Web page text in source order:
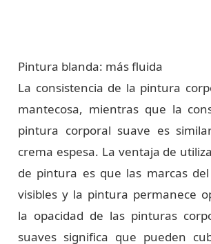
Pintura blanda: más fluida
La consistencia de la pintura
mantecosa, mientras que la
pintura corporal suave es
crema espesa. La ventaja de
de pintura es que las marcas
visibles y la pintura permanece
la opacidad de las pinturas
suaves significa que pueden